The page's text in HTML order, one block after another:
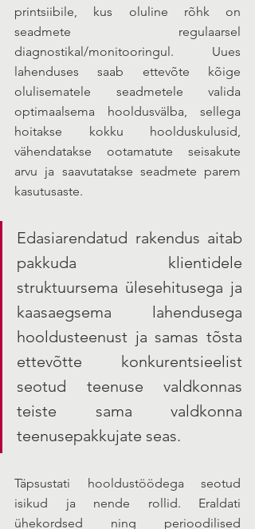
printsiibile, kus oluline rõhk on
seadmete regulaarsel
diagnostikal/monitooringul. Uues
lahenduses saab ettevõte kõige
olulisematele seadmetele valida
optimaalsema hooldusvälba, sellega
hoitakse kokku hoolduskulusid,
vähendatakse ootamatute seisakute
arvu ja saavutatakse seadmete parem
kasutusaste.
Edasiarendatud rakendus aitab
pakkuda klientidele
struktuursema ülesehitusega ja
kaasaegsema lahendusega
hooldusteenust ja samas tõsta
ettevõtte konkurentsieelist
seotud teenuse valdkonnas
teiste sama valdkonna
teenusepakkujate seas.
Täpsustati hooldustöödega seotud
isikud ja nende rollid. Eraldati
ühekordsed ning perioodilised